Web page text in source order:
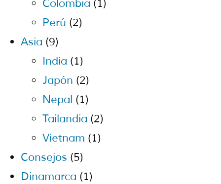
Colombia (1)
Perú (2)
Asia (9)
India (1)
Japón (2)
Nepal (1)
Tailandia (2)
Vietnam (1)
Consejos (5)
Dinamarca (1)